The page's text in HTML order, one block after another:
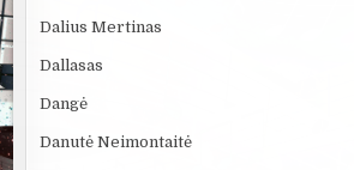
Dalius Mertinas
Dallasas
Dangė
Danutė Neimontaitė